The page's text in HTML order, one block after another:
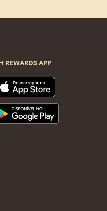
REWARDS APP